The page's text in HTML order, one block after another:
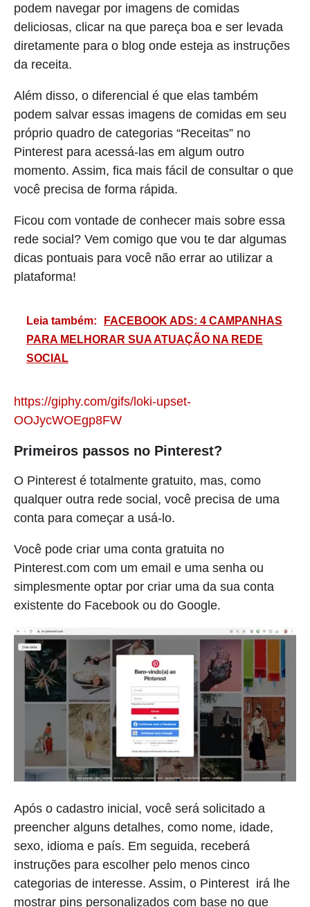
podem navegar por imagens de comidas
deliciosas, clicar na que pareça boa e ser levada
diretamente para o blog onde esteja as instruções
da receita.
Além disso, o diferencial é que elas também
podem salvar essas imagens de comidas em seu
próprio quadro de categorias “Receitas” no
Pinterest para acessá-las em algum outro
momento. Assim, fica mais fácil de consultar o que
você precisa de forma rápida.
Ficou com vontade de conhecer mais sobre essa
rede social? Vem comigo que vou te dar algumas
dicas pontuais para você não errar ao utilizar a
plataforma!
Leia também:
FACEBOOK ADS: 4 CAMPANHAS
PARA MELHORAR SUA ATUAÇÃO NA REDE
SOCIAL
https://giphy.com/gifs/loki-upset-
OOJycWOEgp8FW
Primeiros passos no Pinterest?
O Pinterest é totalmente gratuito, mas, como
qualquer outra rede social, você precisa de uma
conta para começar a usá-lo.
Você pode criar uma conta gratuita no
Pinterest.com com um email e uma senha ou
simplesmente optar por criar uma da sua conta
existente do Facebook ou do Google.
Após o cadastro inicial, você será solicitado a
preencher alguns detalhes, como nome, idade,
sexo, idioma e país. Em seguida, receberá
instruções para escolher pelo menos cinco
categorias de interesse. Assim, o Pinterest irá lhe
mostrar pins personalizados com base no que